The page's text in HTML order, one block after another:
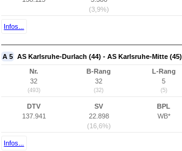
(3,9%)
Infos...
A 5 AS Karlsruhe-Durlach (44) - AS Karlsruhe-Mitte (45)
Nr.
32
(493)
B-Rang
32
(32)
L-Rang
5
(5)
DTV
137.941
SV
22.898
(16,6%)
BPL
WB*
Infos...